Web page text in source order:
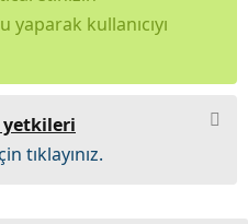
kullanıcıyı
yetkileri
tıklayınız.